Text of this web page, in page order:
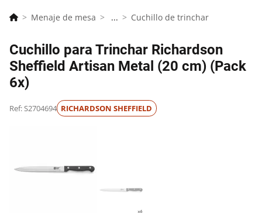
Menaje de mesa ... Cuchillo de trinchar
Cuchillo para Trinchar Richardson
Sheffield Artisan Metal (20 cm) (Pack
6x)
Ref: S2704694 RICHARDSON SHEFFIELD